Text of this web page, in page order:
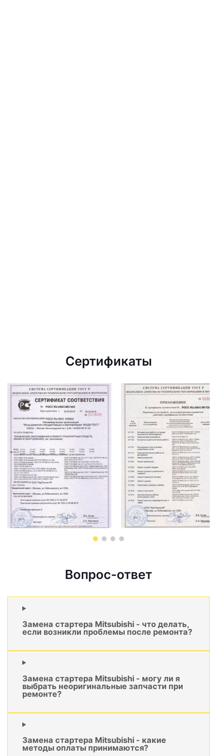
Сертификаты
Вопрос-ответ
Замена стартера Mitsubishi - что делать,
если возникли проблемы после ремонта?
Замена стартера Mitsubishi - могу ли я
выбрать неоригинальные запчасти при
ремонте?
Замена стартера Mitsubishi - какие
методы оплаты принимаются?